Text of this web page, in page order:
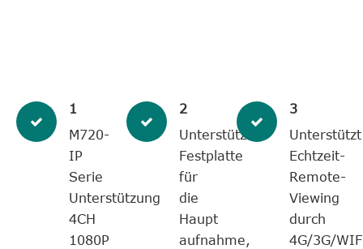
1
M720-
IP
Serie
Unterstützung
4CH
1080P
2
Unterstützt
Festplatte
für
die
Haupt
aufnahme,
3
Unterstützt
Echtzeit-
Remote-
Viewing
durch
4G/3G/